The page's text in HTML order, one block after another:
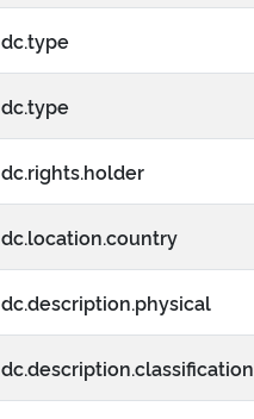
dc.type
dc.type
dc.rights.holder
dc.location.country
dc.description.physical
dc.description.classification